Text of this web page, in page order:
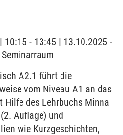
- 13:45 | 13.10.2025 -
A2.1 führt die
vom Niveau A1 an das
Hilfe des Lehrbuchs Minna
Auflage) und
wie Kurzgeschichten,